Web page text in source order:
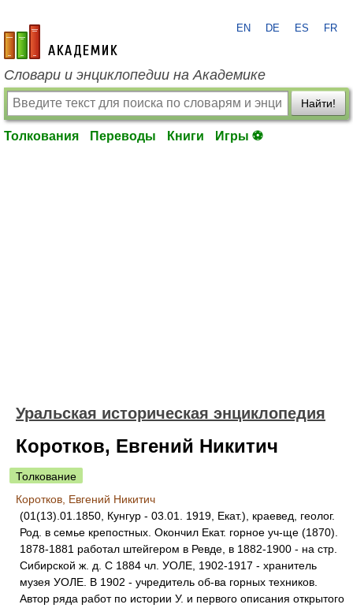
academic.ru
EN DE ES FR
Словари и энциклопедии на Академике
Найти!
Толкования Переводы Книги Игры ⚽
Уральская историческая энциклопедия
Коротков, Евгений Никитич
Толкование
Коротков, Евгений Никитич
(01(13).01.1850, Кунгур - 03.01. 1919, Екат.), краевед, геолог.
Род. в семье крепостных. Окончил Екат. горное уч-ще (1870).
1878-1881 работал штейгером в Ревде, в 1882-1900 - на стр.
Сибирской ж. д. С 1884 чл. УОЛЕ, 1902-1917 - хранитель
музея УОЛЕ. В 1902 - учредитель об-ва горных техников.
Автор ряда работ по истории У. и первого описания открытого